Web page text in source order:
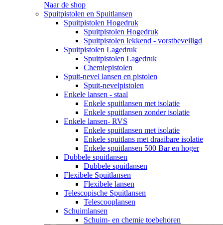
Naar de shop
Spuitpistolen en Spuitlansen
Spuitpistolen Hogedruk
Spuitpistolen Hogedruk
Spuitpistolen lekkend - vorstbeveiligd
Spuitpistolen Lagedruk
Spuitpistolen Lagedruk
Chemiepistolen
Spuit-nevel lansen en pistolen
Spuit-nevelpistolen
Enkele lansen - staal
Enkele spuitlansen met isolatie
Enkele spuitlansen zonder isolatie
Enkele lansen- RVS
Enkele spuitlansen met isolatie
Enkele spuitlans met draaibare isolatie
Enkele spuitlansen 500 Bar en hoger
Dubbele spuitlansen
Dubbele spuitlansen
Flexibele Spuitlansen
Flexibele lansen
Telescopische Spuitlansen
Telescooplansen
Schuimlansen
Schuim- en chemie toebehoren